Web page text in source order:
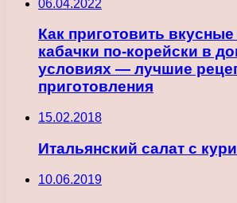
06.04.2022
Как приготовить
кабачки по-корейски в
условиях — лучшие
приготовления
15.02.2018
Итальянский салат с
10.06.2019